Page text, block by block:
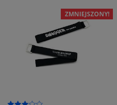
ZMNIEJSZONY!